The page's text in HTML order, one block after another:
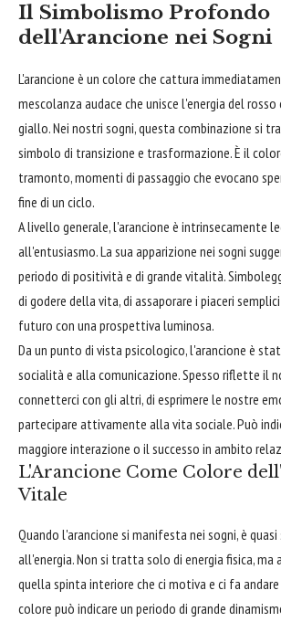
Il Simbolismo Profondo
dell'Arancione nei Sogni
L'arancione è un colore che cattura
mescolanza audace che unisce l'energia del
giallo. Nei nostri sogni, questa combinazione si
simbolo di transizione e trasformazione. È il
tramonto, momenti di passaggio che evocano
fine di un ciclo.
A livello generale, l'arancione è intrinsecamente
all'entusiasmo. La sua apparizione nei sogni
periodo di positività e di grande vitalità.
di godere della vita, di assaporare i piaceri
futuro con una prospettiva luminosa.
Da un punto di vista psicologico, l'arancione è
socialità e alla comunicazione. Spesso riflette il
connetterci con gli altri, di esprimere le nostre
partecipare attivamente alla vita sociale. Può
maggiore interazione o il successo in ambito
L'Arancione Come Colore
Vitale
Quando l'arancione si manifesta nei sogni, è
all'energia. Non si tratta solo di energia fisica, ma
quella spinta interiore che ci motiva e ci fa
colore può indicare un periodo di grande